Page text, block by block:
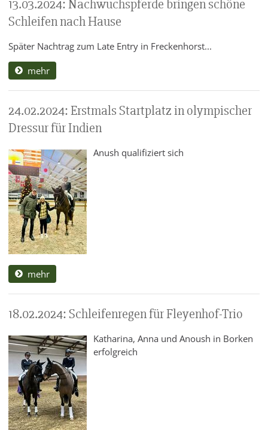
13.03.2024: Nachwuchspferde bringen schöne
Schleifen nach Hause
Später Nachtrag zum Late Entry in Freckenhorst...
mehr
24.02.2024: Erstmals Startplatz in olympischer
Dressur für Indien
Anush qualifiziert sich
mehr
18.02.2024: Schleifenregen für Fleyenhof-Trio
Katharina, Anna und Anoush in Borken
erfolgreich